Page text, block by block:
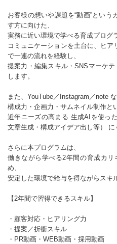
お客様の想いや課題を“動画”とい
す方に向けた、
実務に近い環境で学べる育成プログ
コミュニケーションを土台に、ヒア
で一連の流れを経験し、
提案力・編集スキル・SNSマーケ
します。
また、YouTube／Instagram／note
構成力・企画力・サムネイル制作と
近年ニーズの高まる 生成AIを使っ
文章生成・構成アイデア出し等） に
さらに本プログラムは、
働きながら学べる2年間の育成カ
め、
安定した環境で給与を得ながらスキ
【2年間で習得できるスキル】
・顧客対応・ヒアリング力
・提案／折衝スキル
・PR動画・WEB動画・採用動画